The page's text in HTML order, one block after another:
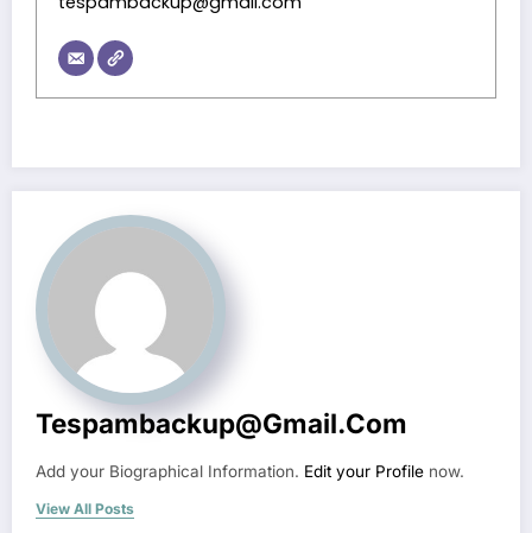
Tespambackup@gmail.com
Add your Biographical Information. Edit your Profile now.
View All Posts